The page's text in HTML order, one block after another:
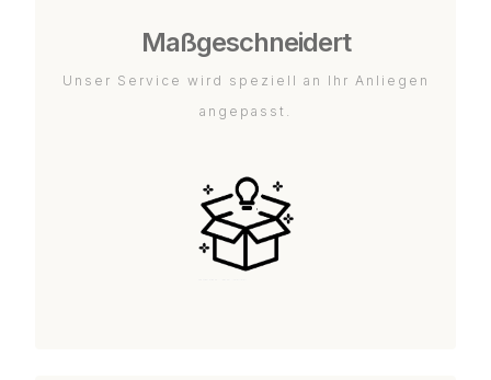
Maßgeschneidert
Unser Service wird speziell an Ihr Anliegen
angepasst.